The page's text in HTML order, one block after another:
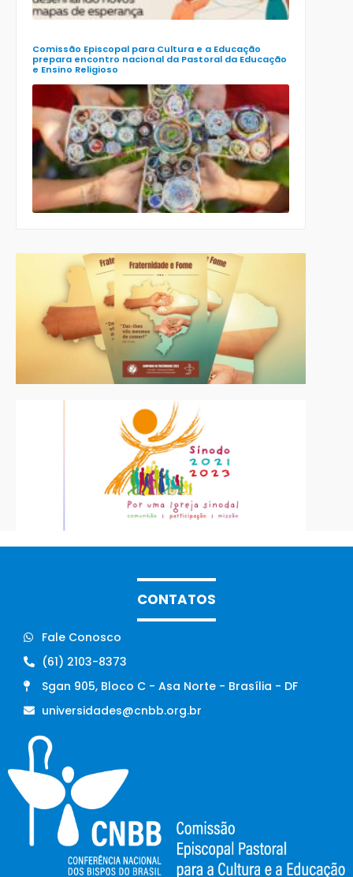
Comissão Episcopal para Cultura e a Educação
prepara encontro nacional da Pastoral da Educação
e Ensino Religioso
CONTATOS
Fale Conosco
(61) 2103-8373
Sgan 905, Bloco C - Asa Norte - Brasília - DF
universidades@cnbb.org.br